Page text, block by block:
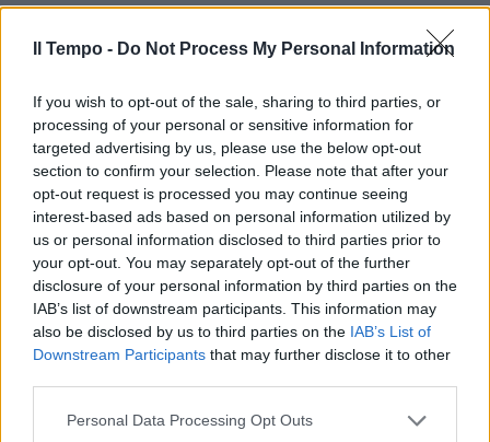
Il Tempo - Do Not Process My Personal Information
If you wish to opt-out of the sale, sharing to third parties, or
processing of your personal or sensitive information for
targeted advertising by us, please use the below opt-out
section to confirm your selection. Please note that after your
opt-out request is processed you may continue seeing
interest-based ads based on personal information utilized by
us or personal information disclosed to third parties prior to
your opt-out. You may separately opt-out of the further
disclosure of your personal information by third parties on the
IAB’s list of downstream participants. This information may
also be disclosed by us to third parties on the IAB’s List of
Downstream Participants that may further disclose it to other
Personal Data Processing Opt Outs